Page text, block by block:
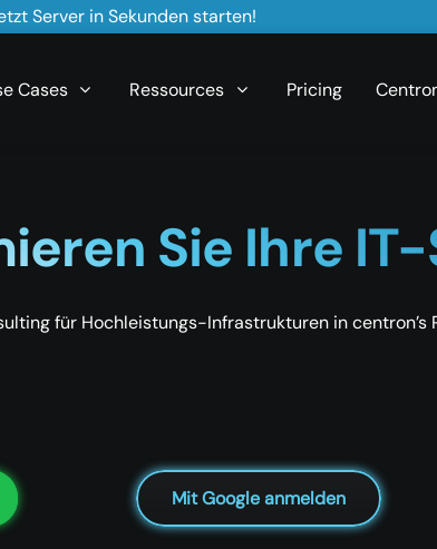
Server in Sekunden starten!
Cases Ressources Pricing
Sie Ihre
für Hochleistungs-Infrastrukturen in centron’s
Mit Google anmelden